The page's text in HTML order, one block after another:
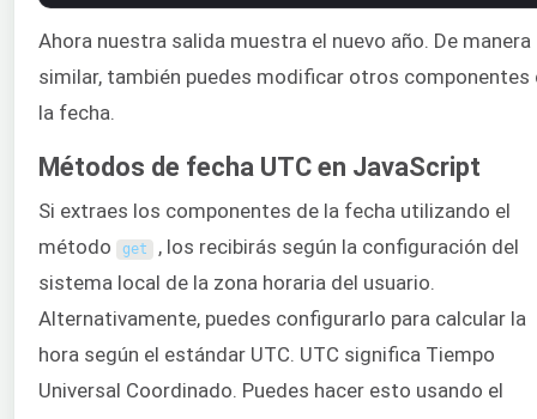
Ahora nuestra salida muestra el nuevo año. De manera
similar, también puedes modificar otros componentes
la fecha.
Métodos de fecha UTC en JavaScript
Si extraes los componentes de la fecha utilizando el
método
get , los recibirás según la configuración del
sistema local de la zona horaria del usuario.
Alternativamente, puedes configurarlo para calcular la
hora según el estándar UTC. UTC significa Tiempo
Universal Coordinado. Puedes hacer esto usando el